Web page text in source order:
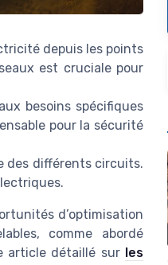
depuis les points
est cruciale pour
besoins spécifiques
pour la sécurité
des différents circuits.
d’optimisation
comme abordé
article détaillé sur les